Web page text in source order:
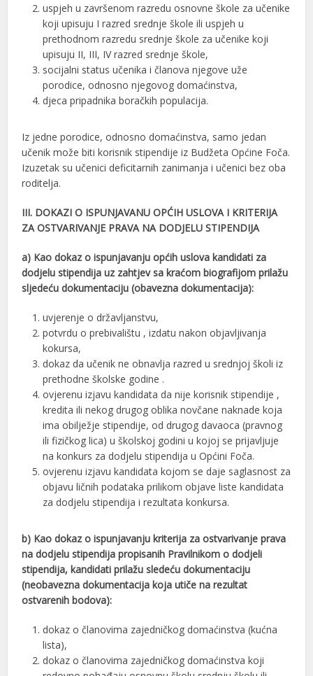
uspjeh u završenom razredu osnovne škole za učenike
koji upisuju I razred srednje škole ili uspjeh u
prethodnom razredu srednje škole za učenike koji
upisuju II, III, IV razred srednje škole,
socijalni status učenika i članova njegove uže
porodice, odnosno njegovog domaćinstva,
djeca pripadnika boračkih populacija.
Iz jedne porodice, odnosno domaćinstva, samo jedan
učenik može biti korisnik stipendije iz Budžeta Općine Foča.
Izuzetak su učenici deficitarnih zanimanja i učenici bez oba
roditelja.
III. DOKAZI O ISPUNJAVANU OPĆIH USLOVA I KRITERIJA
ZA OSTVARIVANJE PRAVA NA DODJELU STIPENDIJA
a) Kao dokaz o ispunjavanju općih uslova kandidati za
dodjelu stipendija uz zahtjev sa kraćom biografijom prilažu
sljedeću dokumentaciju (obavezna dokumentacija):
uvjerenje o državljanstvu,
potvrdu o prebivalištu , izdatu nakon objavljivanja
kokursa,
dokaz da učenik ne obnavlja razred u srednjoj školi iz
prethodne školske godine .
ovjerenu izjavu kandidata da nije korisnik stipendije ,
kredita ili nekog drugog oblika novčane naknade koja
ima obilježje stipendije, od drugog davaoca (pravnog
ili fizičkog lica) u školskoj godini u kojoj se prijavljuje
na konkurs za dodjelu stipendija u Općini Foča.
ovjerenu izjavu kandidata kojom se daje saglasnost za
objavu ličnih podataka prilikom objave liste kandidata
za dodjelu stipendija i rezultata konkursa.
b) Kao dokaz o ispunjavanju kriterija za ostvarivanje prava
na dodjelu stipendija propisanih Pravilnikom o dodjeli
stipendija, kandidati prilažu sledeću dokumentaciju
(neobavezna dokumentacija koja utiče na rezultat
ostvarenih bodova):
dokaz o članovima zajedničkog domaćinstva (kućna
lista),
dokaz o članovima zajedničkog domaćinstva koji